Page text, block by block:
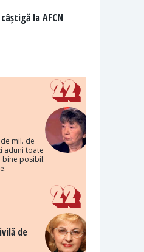
la AFCN
mil. de
aduni toate
bine posibil.
de